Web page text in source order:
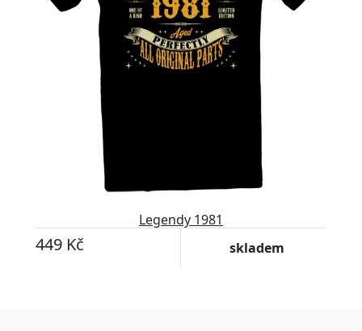
Legendy 1981
449 Kč skladem